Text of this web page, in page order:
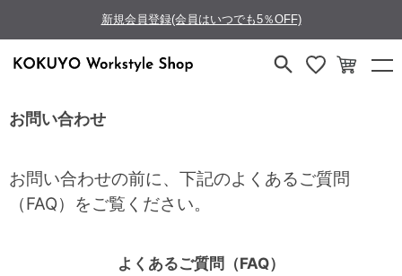
新規会員登録(会員はいつでも5％OFF)
お問い合わせ
お問い合わせの前に、下記のよくあるご質問
（FAQ）をご覧ください。
よくあるご質問（FAQ）